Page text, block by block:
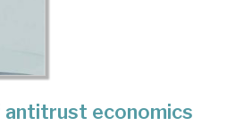
antitrust economics